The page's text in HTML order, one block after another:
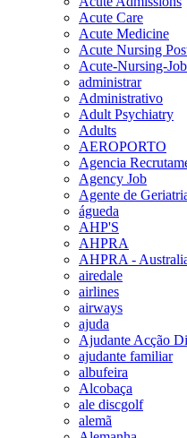
Acute Care
Acute Medicine
Acute Nursing
Acute-Nursing-
administrar
Administrativo
Adult Psychiatry
Adults
AEROPORTO
Agencia
Agency Job
Agente de
águeda
AHP'S
AHPRA
AHPRA -
airedale
airlines
airways
ajuda
Ajudante Acção
ajudante familiar
albufeira
Alcobaça
ale discgolf
alemã